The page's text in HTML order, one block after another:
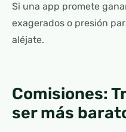
Si una app promete
exagerados o presión
aléjate.
Comisiones:
ser más